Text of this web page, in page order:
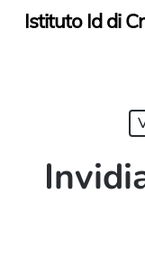
SkipIstituto Id di